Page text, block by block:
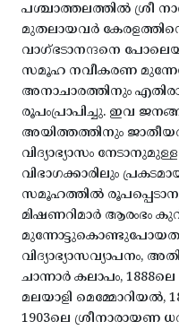
പശ്ചാത്തലത്തിൽ ശ്രീ
മുതലായവർ
വാഗ്ഭടാനന്ദനെ
സമൂഹ നവീകരണ
അനാചാരത്തിനും
രൂപംപ്രാപിച്ചു. ഇവ
അയിത്തത്തിനും
വിദ്യാഭ്യാസം
വിഭാഗക്കാരിലും
സമൂഹത്തിൽ
മിഷണറിമാർ ആരംഭം
വിദ്യാഭ്യാസവ്യാപനം,
ചാന്നാർ കലാപം,
മലയാളി മെമ്മോറിയൽ,
1903ലെ ശ്രീനാരായണ